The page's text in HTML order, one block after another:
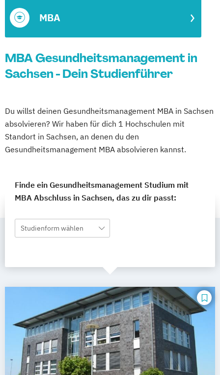
MBA
MBA Gesundheitsmanagement in
Sachsen - Dein Studienführer
Du willst deinen Gesundheitsmanagement MBA in Sachsen
absolvieren? Wir haben für dich 1 Hochschulen mit
Standort in Sachsen, an denen du den
Gesundheitsmanagement MBA absolvieren kannst.
Finde ein Gesundheitsmanagement Studium mit
MBA Abschluss in Sachsen, das zu dir passt:
Studienform wählen